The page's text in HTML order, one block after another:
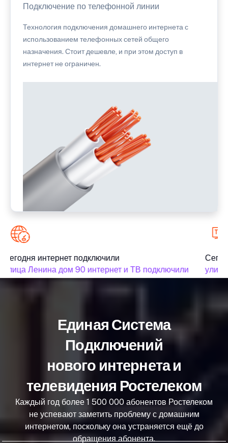
Подключение по телефонной линии
Технология подключения домашнего интернета с
использованием телефонных сетей общего
назначения. Стоит дешевле, и при этом доступ в
интернет не ограничен.
Сегодня интернет подключили
улица Ленина дом 90 интернет и ТВ подключили
Единая Система
Подключений
нового интернета и
телевидения Ростелеком
Каждый год более 1 500 000 абонентов Ростелеком
не успевают заметить проблему с домашним
интернетом, поскольку она устраняется ещё до
обращения абонента.